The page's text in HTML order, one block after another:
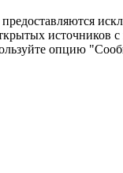
опцию